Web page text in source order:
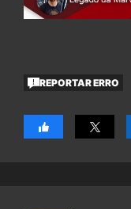
REPORTAR ERRO